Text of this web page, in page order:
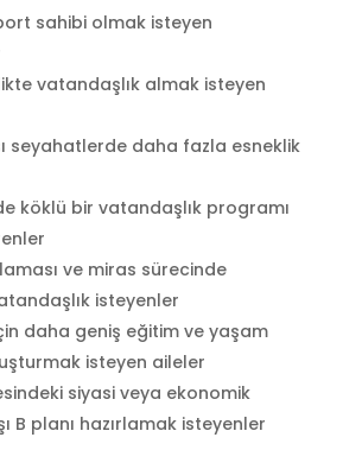
sahibi olmak isteyen
vatandaşlık almak isteyen
seyahatlerde daha fazla esneklik
köklü bir vatandaşlık programı
ve miras sürecinde
isteyenler
daha geniş eğitim ve yaşam
isteyen aileler
siyasi veya ekonomik
B planı hazırlamak isteyenler